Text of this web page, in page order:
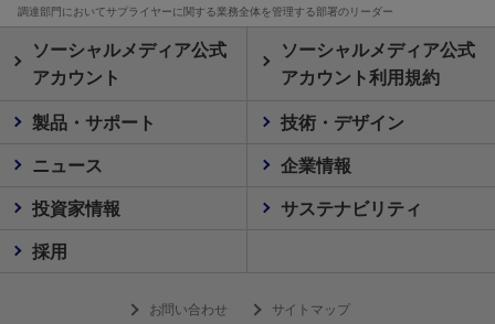
調達部門においてサプライヤーに関する業務全体を管理する部署のリーダー
ソーシャルメディア公式
アカウント
ソーシャルメディア公式
アカウント利用規約
製品・サポート
技術・デザイン
ニュース
企業情報
投資家情報
サステナビリティ
採用
お問い合わせ サイトマップ